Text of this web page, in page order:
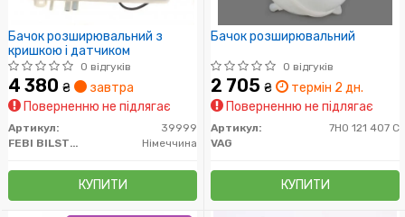
Бачок розширювальний з
кришкою і датчиком
0 відгуків
4 380 ₴
завтра
Поверненню не підлягає
Артикул:
39999
FEBI BILSTEIN
Німеччина
КУПИТИ
Бачок розширювальний
0 відгуків
2 705 ₴
термін 2 дн.
Поверненню не підлягає
Артикул:
7H0 121 407 C
VAG
КУПИТИ